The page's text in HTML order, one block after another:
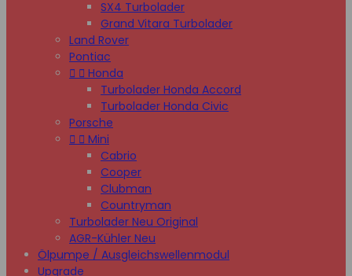
SX4 Turbolader
Grand Vitara Turbolader
Land Rover
Pontiac
  Honda
Turbolader Honda Accord
Turbolader Honda Civic
Porsche
  Mini
Cabrio
Cooper
Clubman
Countryman
Turbolader Neu Original
AGR-Kühler Neu
Ölpumpe / Ausgleichswellenmodul
Upgrade